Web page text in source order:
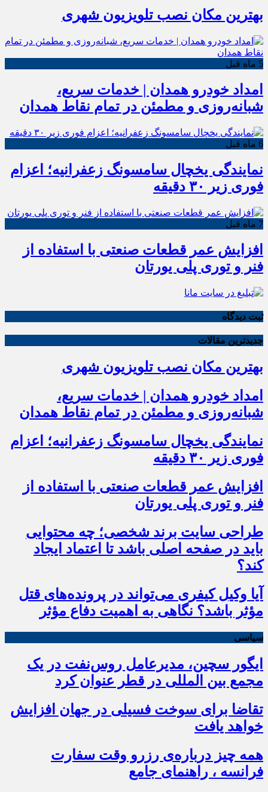
بهترین مکان نصب تلویزیون شهری
5 ماه قبل
امداد خودرو همدان | خدمات سریع،
شبانه‌روزی و مطمئن در تمام نقاط همدان
6 ماه قبل
نمایندگی یخچال سامسونگ زعفرانیه؛ اعزام
فوری زیر ۳۰ دقیقه
7 ماه قبل
افزایش عمر قطعات صنعتی با استفاده از
فنر و توری پلی یورتان
ثبت دیدگاه
جدیدترین مقالات
بهترین مکان نصب تلویزیون شهری
امداد خودرو همدان | خدمات سریع،
شبانه‌روزی و مطمئن در تمام نقاط همدان
نمایندگی یخچال سامسونگ زعفرانیه؛ اعزام
فوری زیر ۳۰ دقیقه
افزایش عمر قطعات صنعتی با استفاده از
فنر و توری پلی یورتان
طراحی سایت برند شخصی؛ چه محتوایی
باید در صفحه اصلی باشد تا اعتماد ایجاد
کند؟
آیا وکیل کیفری می‌تواند در پرونده‌های قتل
مؤثر باشد؟ نگاهی به اهمیت دفاع مؤثر
سیاسی
ایگور سچین، مدیرعامل روس‌نفت در یک
مجمع بین المللی در قطر عنوان کرد
تقاضا برای سوخت فسیلی در جهان افزایش
خواهد یافت
همه چیز درباره‌ی رزرو وقت سفارت
فرانسه ، راهنمای جامع